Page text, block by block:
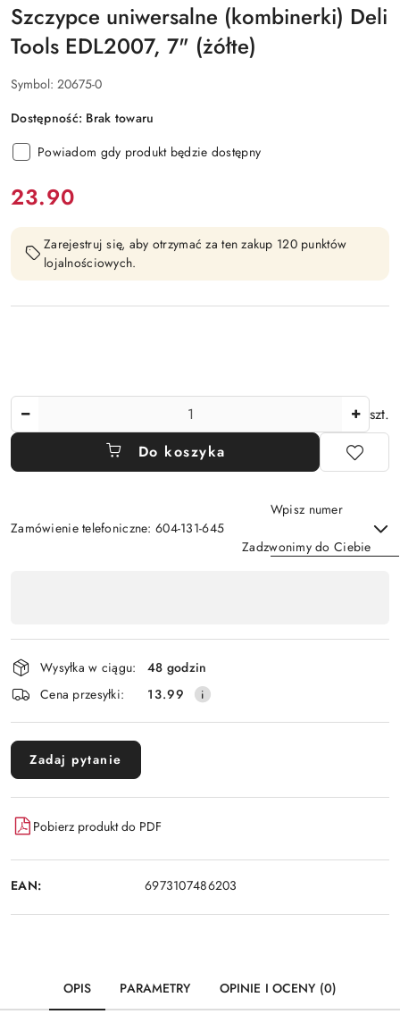
Szczypce uniwersalne (kombinerki) Deli
Tools EDL2007, 7" (żółte)
Symbol: 20675-0
Dostępność: Brak towaru
Powiadom gdy produkt będzie dostępny
cena:
23.90
Zarejestruj się, aby otrzymać za ten zakup 120 punktów
lojalnościowych.
szt.
Do koszyka
Zamówienie telefoniczne: 604-131-645
Wpisz numer
Zadzwonimy do Ciebie
płatność
i
dostawa
Wysyłka w ciągu:
48 godzin
Cena przesyłki:
13.99
Zadaj pytanie
Pobierz produkt do PDF
EAN: 6973107486203
OPIS PARAMETRY OPINIE I OCENY (0)